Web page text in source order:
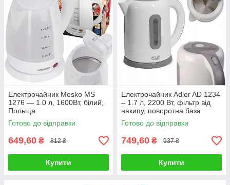
Електрочайник Mesko MS
1276 — 1.0 л, 1600Вт, білий,
Польща
Готово до відправки
649,60 ₴ 812 ₴
Купити
Електрочайник Adler AD 1234
– 1.7 л, 2200 Вт, фільтр від
накипу, поворотна база
Готово до відправки
749,60 ₴ 937 ₴
Купити